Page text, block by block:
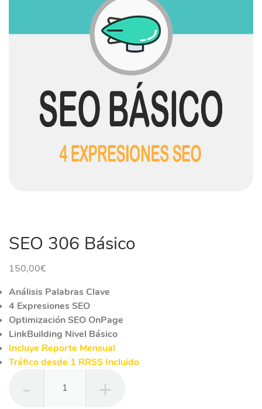
SEO 306 Básico
150,00€
Análisis Palabras Clave
4 Expresiones SEO
Optimización SEO OnPage
LinkBuilding Nivel Básico
Incluye Reporte Mensual
Tráfico desde 1 RRSS Incluido
306